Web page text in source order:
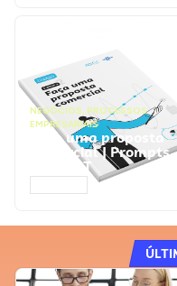
NEGÓCIOS, PROCESSOS
EMPRESARIAIS
Faça uma proposta
comercial | Prompts
ChatGPT